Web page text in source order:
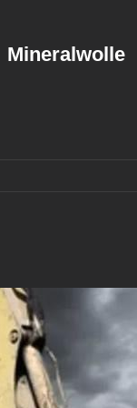
Mineralwolle